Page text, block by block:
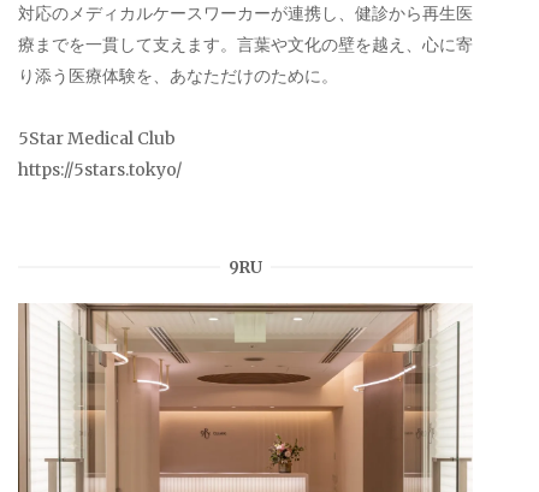
対応のメディカルケースワーカーが連携し、健診から再生医
療までを一貫して支えます。言葉や文化の壁を越え、心に寄
り添う医療体験を、あなただけのために。
5Star Medical Club
https://5stars.tokyo/
9RU